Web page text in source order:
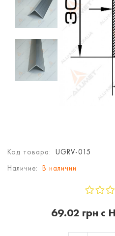
Код товара: UGRV-015
Наличие: В наличии
69.02 грн с